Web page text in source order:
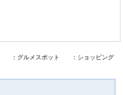
：グルメスポット
：ショッピング